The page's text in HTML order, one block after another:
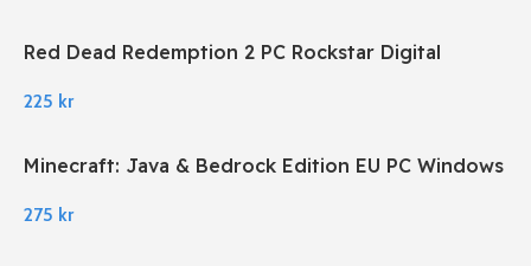
Red Dead Redemption 2 PC Rockstar Digital
225 kr
Minecraft: Java & Bedrock Edition EU PC Windows
275 kr